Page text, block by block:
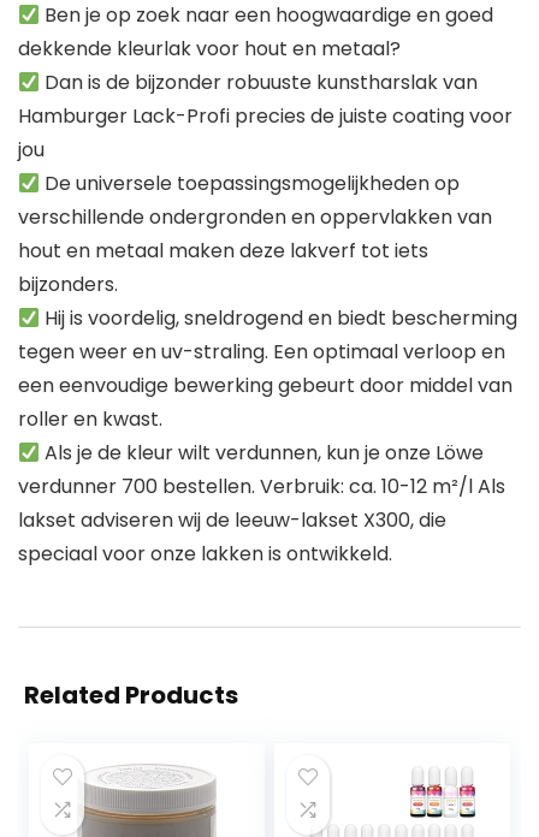
Ben je op zoek naar een hoogwaardige en goed
dekkende kleurlak voor hout en metaal?
Dan is de bijzonder robuuste kunstharslak van
Hamburger Lack-Profi precies de juiste coating voor
jou
De universele toepassingsmogelijkheden op
verschillende ondergronden en oppervlakken van
hout en metaal maken deze lakverf tot iets
bijzonders.
Hij is voordelig, sneldrogend en biedt bescherming
tegen weer en uv-straling. Een optimaal verloop en
een eenvoudige bewerking gebeurt door middel van
roller en kwast.
Als je de kleur wilt verdunnen, kun je onze Löwe
verdunner 700 bestellen. Verbruik: ca. 10-12 m²/l Als
lakset adviseren wij de leeuw-lakset X300, die
speciaal voor onze lakken is ontwikkeld.
Related Products